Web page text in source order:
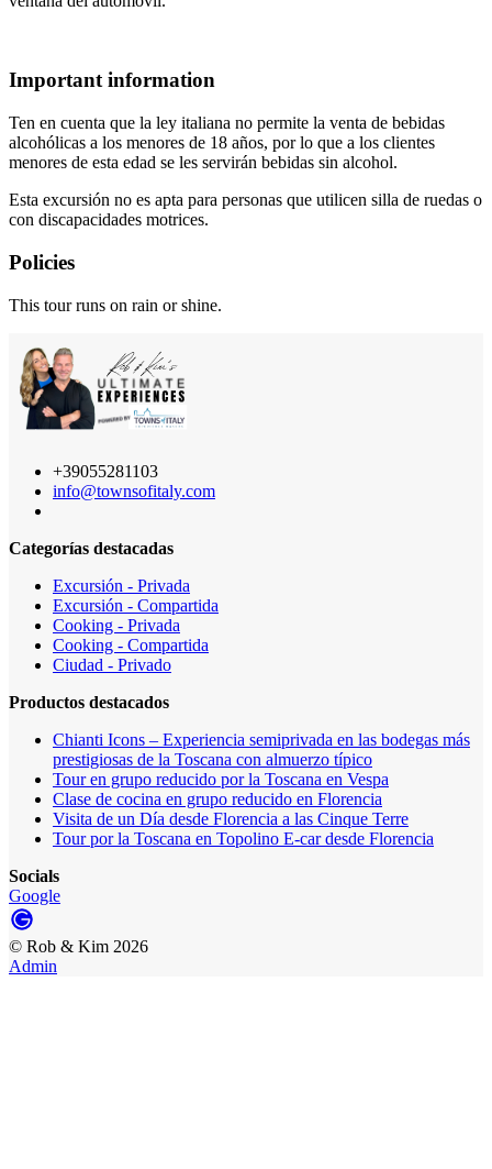
Important information
Ten en cuenta que la ley italiana no permite la venta de bebidas
alcohólicas a los menores de 18 años, por lo que a los clientes
menores de esta edad se les servirán bebidas sin alcohol.
Esta excursión no es apta para personas que utilicen silla de ruedas o
con discapacidades motrices.
Policies
This tour runs on rain or shine.
+39055281103
info@townsofitaly.com
Categorías destacadas
Excursión - Privada
Excursión - Compartida
Cooking - Privada
Cooking - Compartida
Ciudad - Privado
Productos destacados
Chianti Icons – Experiencia semiprivada en las bodegas más
prestigiosas de la Toscana con almuerzo típico
Tour en grupo reducido por la Toscana en Vespa
Clase de cocina en grupo reducido en Florencia
Visita de un Día desde Florencia a las Cinque Terre
Tour por la Toscana en Topolino E-car desde Florencia
Socials
Google
© Rob & Kim 2026
Admin